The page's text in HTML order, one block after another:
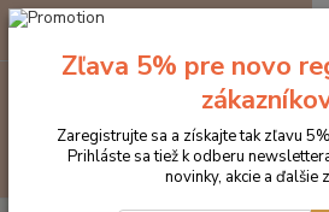
Zľava 5% pre novo
Zaregistrujte sa a získajte tak zľavu
Prihláste sa tiež k odberu
novinky, akcie a ďalšie